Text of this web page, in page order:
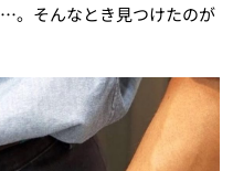
。そんなとき見つけたのが